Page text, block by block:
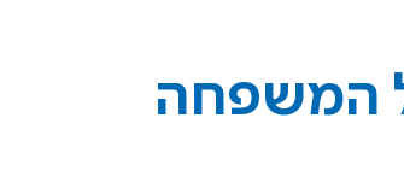
המשפחה